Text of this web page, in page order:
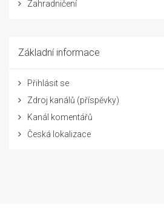
Zahradničení
Základní informace
Přihlásit se
Zdroj kanálů (příspěvky)
Kanál komentářů
Česká lokalizace